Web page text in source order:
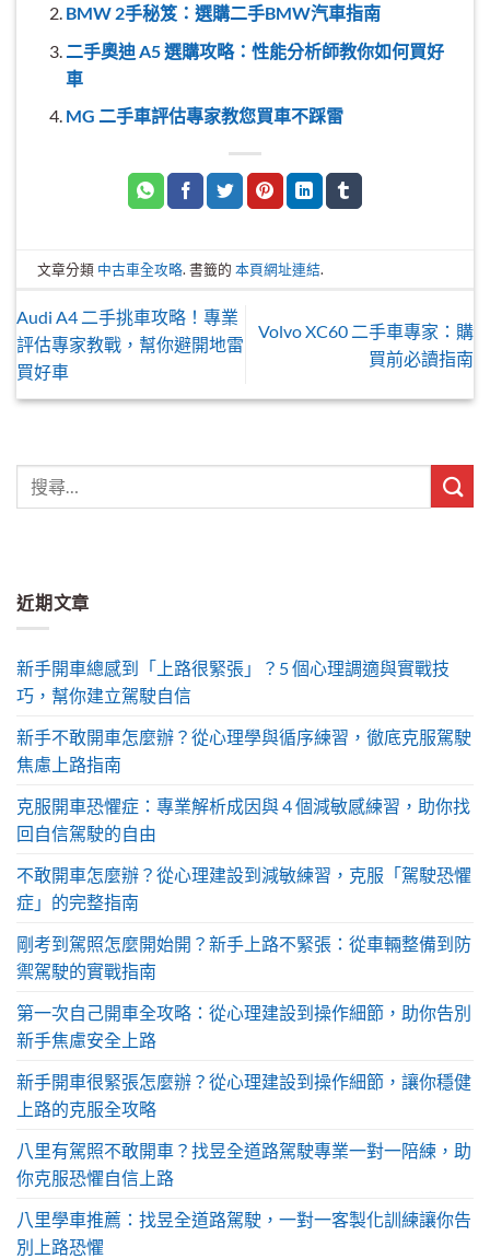
BMW 2手秘笈：選購二手BMW汽車指南
二手奧迪 A5 選購攻略：性能分析師教你如何買好
車
MG 二手車評估專家教您買車不踩雷
文章分類 中古車全攻略. 書籤的本頁網址連結.
Audi A4 二手挑車攻略！專業
評估專家教戰，幫你避開地雷
買好車
Volvo XC60 二手車專家：購
買前必讀指南
近期文章
新手開車總感到「上路很緊張」？5 個心理調適與實戰技
巧，幫你建立駕駛自信
新手不敢開車怎麼辦？從心理學與循序練習，徹底克服駕駛
焦慮上路指南
克服開車恐懼症：專業解析成因與 4 個減敏感練習，助你找
回自信駕駛的自由
不敢開車怎麼辦？從心理建設到減敏練習，克服「駕駛恐懼
症」的完整指南
剛考到駕照怎麼開始開？新手上路不緊張：從車輛整備到防
禦駕駛的實戰指南
第一次自己開車全攻略：從心理建設到操作細節，助你告別
新手焦慮安全上路
新手開車很緊張怎麼辦？從心理建設到操作細節，讓你穩健
上路的克服全攻略
八里有駕照不敢開車？找昱全道路駕駛專業一對一陪練，助
你克服恐懼自信上路
八里學車推薦：找昱全道路駕駛，一對一客製化訓練讓你告
別上路恐懼